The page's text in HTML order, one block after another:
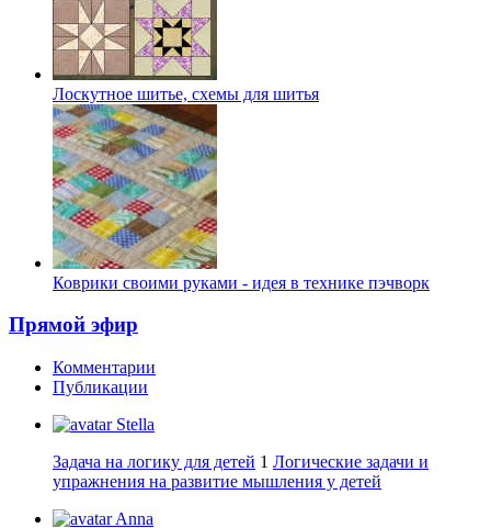
Лоскутное шитье, схемы для шитья
Коврики своими руками - идея в технике пэчворк
Прямой эфир
Комментарии
Публикации
Stella
Задача на логику для детей 1 Логические задачи и
упражнения на развитие мышления у детей
Anna